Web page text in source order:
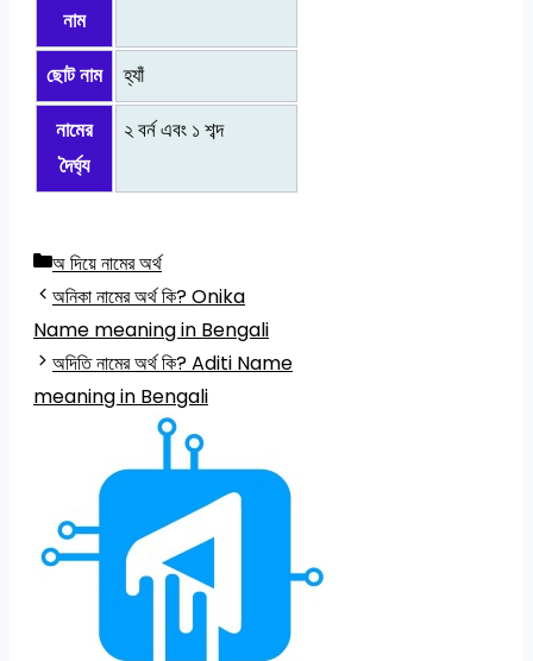
নাম
ছোট নাম হ্যাঁ
নামের
দৈর্ঘ্য
২ বর্ন এবং ১ শব্দ
Categories
অ দিয়ে নামের অর্থ
অনিকা নামের অর্থ কি? Onika
Name meaning in Bengali
অদিতি নামের অর্থ কি? Aditi Name
meaning in Bengali